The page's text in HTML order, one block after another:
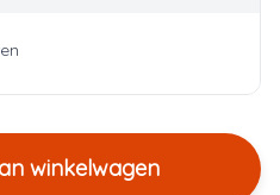
winkelwagen